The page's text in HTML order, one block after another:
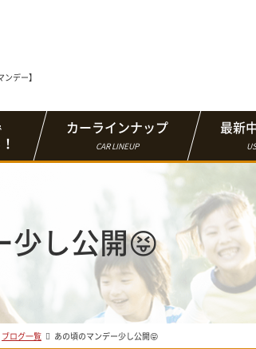
デー】
カーラインナップ
CAR LINEUP
最新
少し公開😝
ブログ一覧 あの頃のマンデー少し公開😝